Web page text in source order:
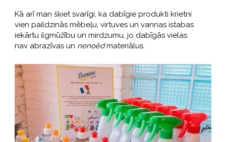
Kā arī man šķiet svarīgi, ka dabīgie produkti krietni
vien paildzinās mēbeļu, virtuves un vannas istabas
iekārtu ilgmūžību un mirdzumu, jo dabīgās vielas
nav abrazīvas un nenoēdmateriālus.